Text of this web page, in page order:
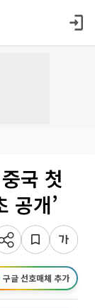
국 첫
공개’
구글 선호매체 추가